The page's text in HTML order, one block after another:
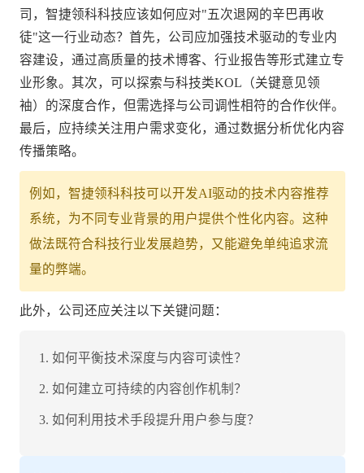
司，智捷领科科技应该如何应对"五次退网的辛巴再收
徒"这一行业动态？首先，公司应加强技术驱动的专业内
容建设，通过高质量的技术博客、行业报告等形式建立专
业形象。其次，可以探索与科技类KOL（关键意见领
袖）的深度合作，但需选择与公司调性相符的合作伙伴。
最后，应持续关注用户需求变化，通过数据分析优化内容
传播策略。
例如，智捷领科科技可以开发AI驱动的技术内容推荐
系统，为不同专业背景的用户提供个性化内容。这种
做法既符合科技行业发展趋势，又能避免单纯追求流
量的弊端。
此外，公司还应关注以下关键问题：
如何平衡技术深度与内容可读性？
如何建立可持续的内容创作机制？
如何利用技术手段提升用户参与度？